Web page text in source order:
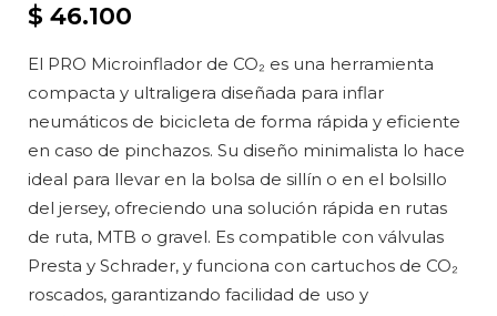
$ 46.100
El PRO Microinflador de CO₂ es una herramienta
compacta y ultraligera diseñada para inflar
neumáticos de bicicleta de forma rápida y eficiente
en caso de pinchazos. Su diseño minimalista lo hace
ideal para llevar en la bolsa de sillín o en el bolsillo
del jersey, ofreciendo una solución rápida en rutas
de ruta, MTB o gravel. Es compatible con válvulas
Presta y Schrader, y funciona con cartuchos de CO₂
roscados, garantizando facilidad de uso y